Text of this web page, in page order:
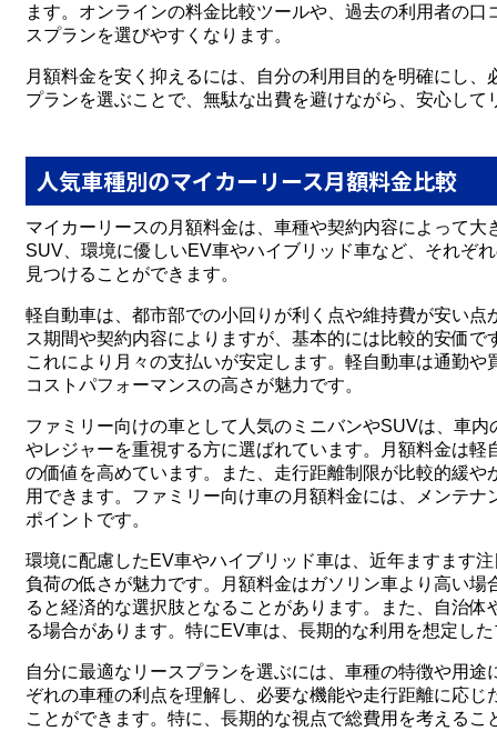
ます。オンラインの料金比較ツールや、過去の利用者の
スプランを選びやすくなります。
月額料金を安く抑えるには、自分の利用目的を明確にし
プランを選ぶことで、無駄な出費を避けながら、安心し
人気車種別のマイカーリース月額料金比較
マイカーリースの月額料金は、車種や契約内容によって
SUV、環境に優しいEV車やハイブリッド車など、それぞ
見つけることができます。
軽自動車は、都市部での小回りが利く点や維持費が安い
ス期間や契約内容によりますが、基本的には比較的安価
これにより月々の支払いが安定します。軽自動車は通勤
コストパフォーマンスの高さが魅力です。
ファミリー向けの車として人気のミニバンやSUVは、車
やレジャーを重視する方に選ばれています。月額料金は
の価値を高めています。また、走行距離制限が比較的緩
用できます。ファミリー向け車の月額料金には、メンテ
ポイントです。
環境に配慮したEV車やハイブリッド車は、近年ますます
負荷の低さが魅力です。月額料金はガソリン車より高い
ると経済的な選択肢となることがあります。また、自治
る場合があります。特にEV車は、長期的な利用を想定し
自分に最適なリースプランを選ぶには、車種の特徴や用
ぞれの車種の利点を理解し、必要な機能や走行距離に応
ことができます。特に、長期的な視点で総費用を考える